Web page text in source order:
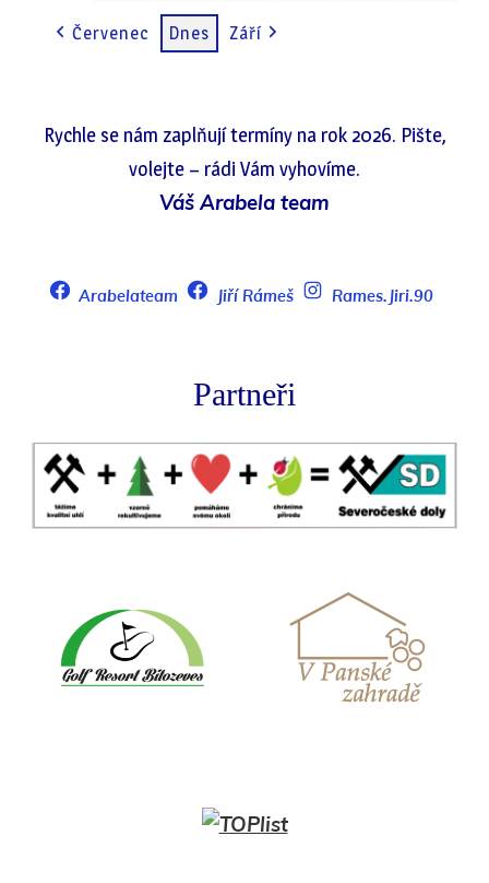
Červenec Dnes Září
Rychle se nám zaplňují termíny na rok 2026. Pište,
volejte – rádi Vám vyhovíme.
Váš Arabela team
Arabelateam Jiří Rámeš Rames.Jiri.90
Partneři